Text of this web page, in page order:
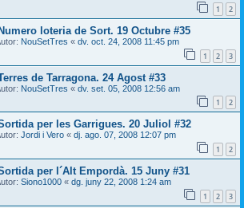
1 2
loteria de Sort. 19 Octubre #35
NouSetTres « dv. oct. 24, 2008 11:45 pm
1 2 3
de Tarragona. 24 Agost #33
NouSetTres « dv. set. 05, 2008 12:56 am
1 2
per les Garrigues. 20 Juliol #32
Jordi i Vero « dj. ago. 07, 2008 12:07 pm
1 2
per l´Alt Empordà. 15 Juny #31
Siono1000 « dg. juny 22, 2008 1:24 am
1 2 3